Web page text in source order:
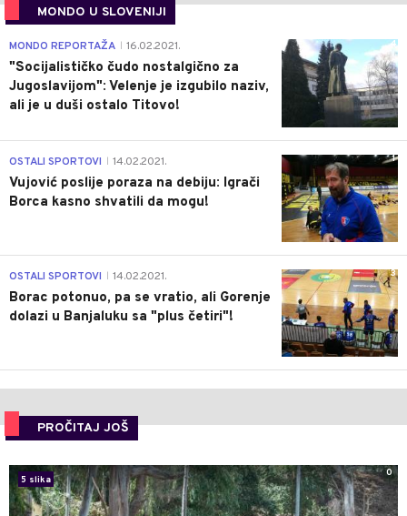
MONDO U SLOVENIJI
4
MONDO REPORTAŽA 16.02.2021.
"Socijalističko čudo nostalgično za
Jugoslavijom": Velenje je izgubilo naziv,
ali je u duši ostalo Titovo!
1
OSTALI SPORTOVI 14.02.2021.
Vujović poslije poraza na debiju: Igrači
Borca kasno shvatili da mogu!
3
OSTALI SPORTOVI 14.02.2021.
Borac potonuo, pa se vratio, ali Gorenje
dolazi u Banjaluku sa "plus četiri"!
PROČITAJ JOŠ
5 slika
0